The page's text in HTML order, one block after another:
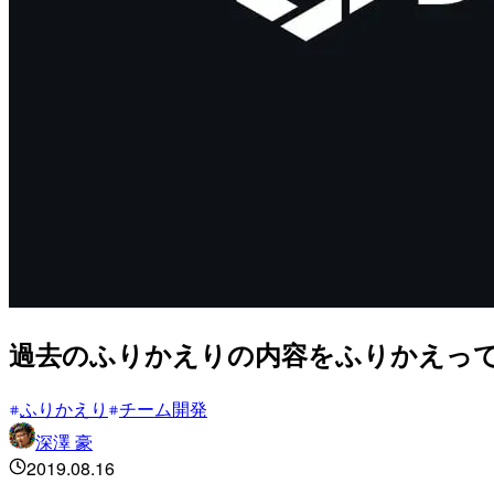
過去のふりかえりの内容をふりかえっ
ふりかえり
チーム開発
深澤 豪
2019.08.16